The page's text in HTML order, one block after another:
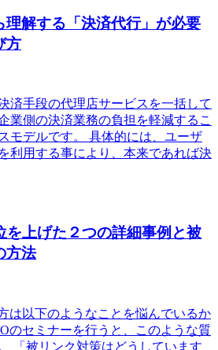
理解する「決済代行」が必要
方
済手段の代理店サービスを一括して
業側の決済業務の負担を軽減するこ
モデルです。 具体的には、ユーザ
利用する事により、本来であれば決
を上げた２つの詳細事例と被
方法
は以下のようなことを悩んでいるか
のセミナーを行うと、このような質
「被リンク対策はどうしています